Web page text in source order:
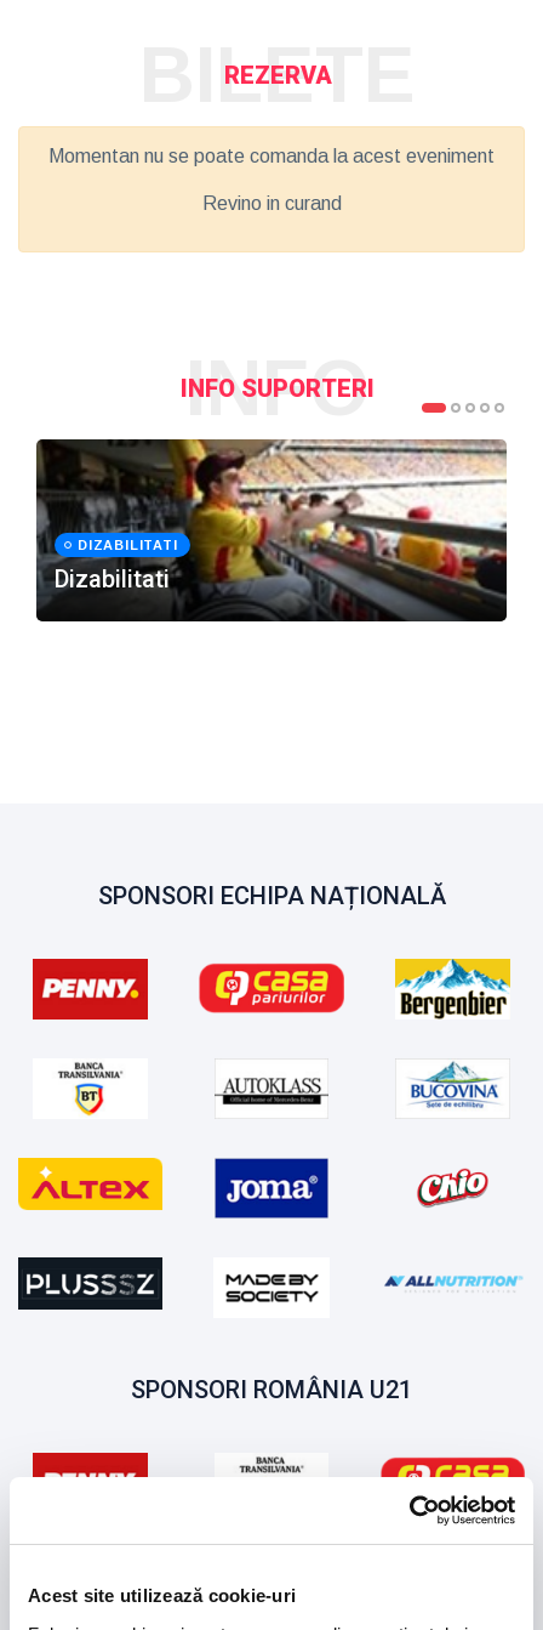
Acest site utilizează cookie-uri
REZERVA
BILETE
Momentan nu se poate comanda la acest eveniment
Revino in curand
INFO SUPORTERI
INFO
DIZABILITATI
Dizabilitati
SPONSORI ECHIPA NAȚIONALĂ
SPONSORI ROMÂNIA U21